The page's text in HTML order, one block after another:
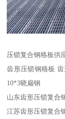
压锁复合钢格板供
齿形压锁钢格板
10*3晓扁钢
山东齿形压锁复合
江苏齿形压锁复合